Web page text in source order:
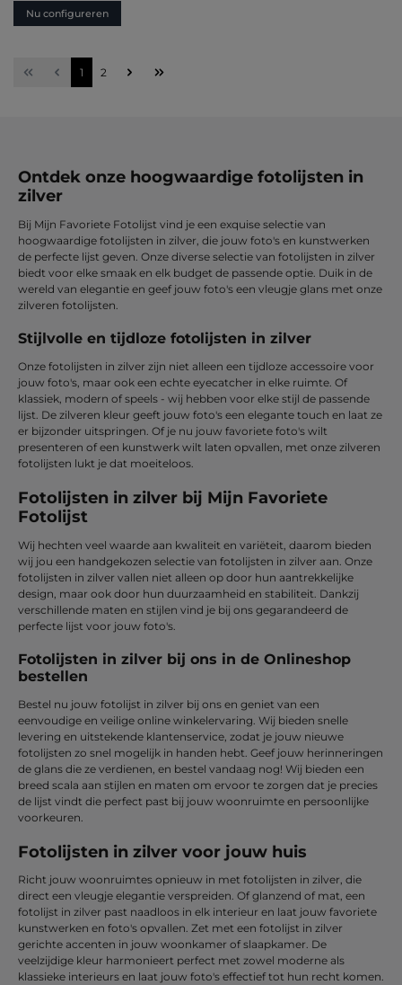
Nu configureren
Pagina
1 Pagina
2
Ontdek onze hoogwaardige fotolijsten in
zilver
Bij Mijn Favoriete Fotolijst vind je een exquise selectie van
hoogwaardige fotolijsten in zilver, die jouw foto's en kunstwerken
de perfecte lijst geven. Onze diverse selectie van fotolijsten in zilver
biedt voor elke smaak en elk budget de passende optie. Duik in de
wereld van elegantie en geef jouw foto's een vleugje glans met onze
zilveren fotolijsten.
Stijlvolle en tijdloze fotolijsten in zilver
Onze fotolijsten in zilver zijn niet alleen een tijdloze accessoire voor
jouw foto's, maar ook een echte eyecatcher in elke ruimte. Of
klassiek, modern of speels - wij hebben voor elke stijl de passende
lijst. De zilveren kleur geeft jouw foto's een elegante touch en laat ze
er bijzonder uitspringen. Of je nu jouw favoriete foto's wilt
presenteren of een kunstwerk wilt laten opvallen, met onze zilveren
fotolijsten lukt je dat moeiteloos.
Fotolijsten in zilver bij Mijn Favoriete
Fotolijst
Wij hechten veel waarde aan kwaliteit en variëteit, daarom bieden
wij jou een handgekozen selectie van fotolijsten in zilver aan. Onze
fotolijsten in zilver vallen niet alleen op door hun aantrekkelijke
design, maar ook door hun duurzaamheid en stabiliteit. Dankzij
verschillende maten en stijlen vind je bij ons gegarandeerd de
perfecte lijst voor jouw foto's.
Fotolijsten in zilver bij ons in de Onlineshop
bestellen
Bestel nu jouw fotolijst in zilver bij ons en geniet van een
eenvoudige en veilige online winkelervaring. Wij bieden snelle
levering en uitstekende klantenservice, zodat je jouw nieuwe
fotolijsten zo snel mogelijk in handen hebt. Geef jouw herinneringen
de glans die ze verdienen, en bestel vandaag nog! Wij bieden een
breed scala aan stijlen en maten om ervoor te zorgen dat je precies
de lijst vindt die perfect past bij jouw woonruimte en persoonlijke
voorkeuren.
Fotolijsten in zilver voor jouw huis
Richt jouw woonruimtes opnieuw in met fotolijsten in zilver, die
direct een vleugje elegantie verspreiden. Of glanzend of mat, een
fotolijst in zilver past naadloos in elk interieur en laat jouw favoriete
kunstwerken en foto's opvallen. Zet met een fotolijst in zilver
gerichte accenten in jouw woonkamer of slaapkamer. De
veelzijdige kleur harmonieert perfect met zowel moderne als
klassieke interieurs en laat jouw foto's effectief tot hun recht komen.